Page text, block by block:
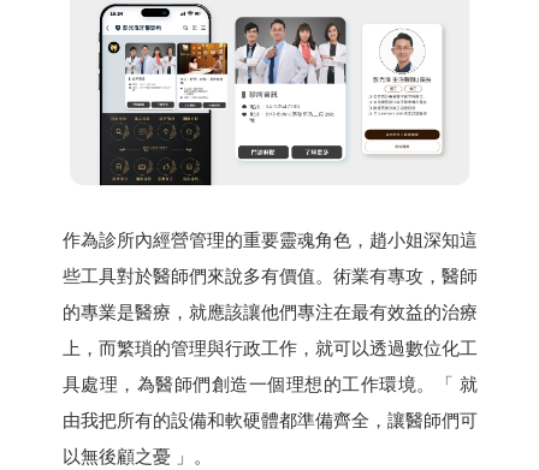
作為診所內經營管理的重要靈魂角色，趙小姐深知這
些工具對於醫師們來說多有價值。術業有專攻，醫師
的專業是醫療，就應該讓他們專注在最有效益的治療
上，而繁瑣的管理與行政工作，就可以透過數位化工
具處理，為醫師們創造一個理想的工作環境。「 就
由我把所有的設備和軟硬體都準備齊全，讓醫師們可
以無後顧之憂 」。